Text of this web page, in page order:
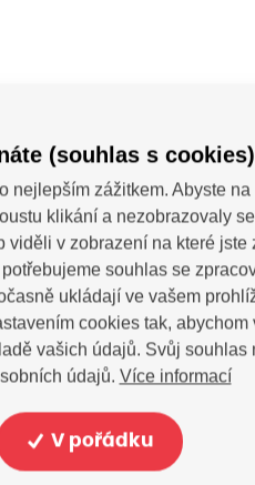
(souhlas s cookies)
nejlepším zážitkem. Abyste na
klikání a nezobrazovaly
viděli v zobrazení na které jste
souhlas se
ukládají ve vašem
cookies tak, abychom
vašich údajů. Svůj souhlas
údajů. Více informací
V pořádku